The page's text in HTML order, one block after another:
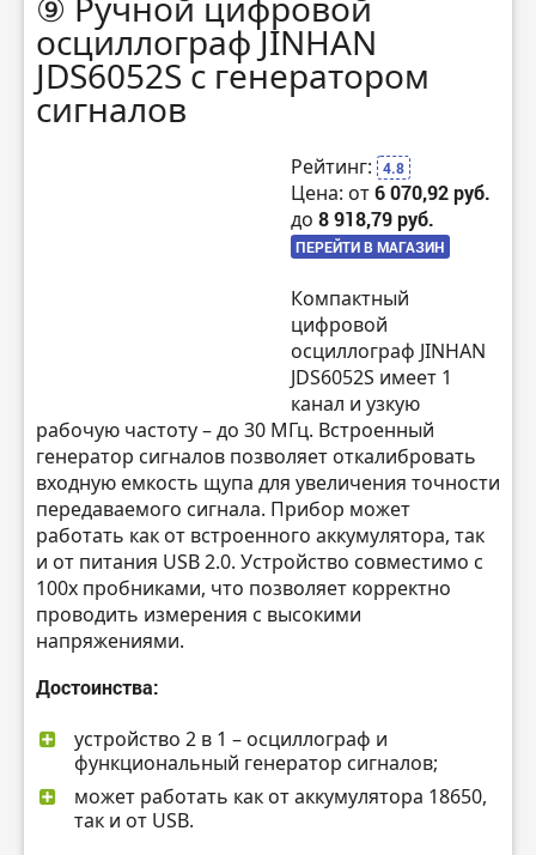
осциллограф JINHAN
JDS6052S с генератором
сигналов
Рейтинг: 4.8
Цена: от6 070,92 руб.
до 8 918,79 руб.
ПЕРЕЙТИ В МАГАЗИН
Компактный
цифровой
осциллограф JINHAN
JDS6052S имеет 1
канал и узкую
рабочую частоту – до 30 МГц. Встроенный
генератор сигналов позволяет откалибровать
входную емкость щупа для увеличения точности
передаваемого сигнала. Прибор может
работать как от встроенного аккумулятора, так
и от питания USB 2.0. Устройство совместимо с
100х пробниками, что позволяет корректно
проводить измерения с высокими
напряжениями.
Достоинства:
устройство 2 в 1 – осциллограф и
функциональный генератор сигналов;
может работать как от аккумулятора 18650,
так и от USB.